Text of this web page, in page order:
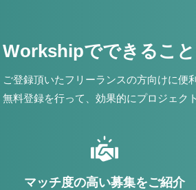
Workshipでできること
ご登録頂いたフリーランスの方向けに便
無料登録を行って、効果的にプロジェク
マッチ度の高い募集をご紹介